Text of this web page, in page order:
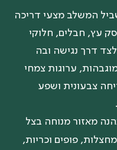
המשלב מצעי דריכה
עץ, חבלים, חלוקי
דרך נגישה ובה
ערוגות צמחי
צבעונית ושפע
מאזור מנוחה בצל
פופים וכריות,